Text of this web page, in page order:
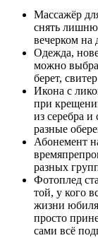
Массажёр
снять
вечерком на
Одежда,
можно
берет,
Икона с
при
из серебра
разные
Абонемент
разных
Фотоплед
той, у кого
жизни
просто
сами всё